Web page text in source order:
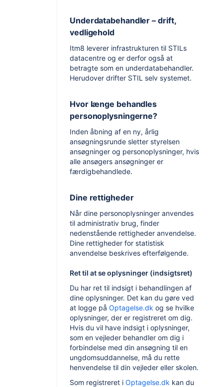
Underdatabehandler – drift,
vedligehold
Itm8 leverer infrastrukturen til STILs
datacentre og er derfor også at
betragte som en underdatabehandler.
Herudover drifter STIL selv systemet.
Hvor længe behandles
personoplysningerne?
Inden åbning af en ny, årlig
ansøgningsrunde sletter styrelsen
ansøgninger og personoplysninger, hvis
alle ansøgers ansøgninger er
færdigbehandlede.
Dine rettigheder
Når dine personoplysninger anvendes
til administrativ brug, finder
nedenstående rettigheder anvendelse.
Dine rettigheder for statistisk
anvendelse beskrives efterfølgende.
Ret til at se oplysninger (indsigtsret)
Du har ret til indsigt i behandlingen af
dine oplysninger. Det kan du gøre ved
at logge på Optagelse.dk og se hvilke
oplysninger, der er registreret om dig.
Hvis du vil have indsigt i oplysninger,
som en vejleder behandler om dig i
forbindelse med din ansøgning til en
ungdomsuddannelse, må du rette
henvendelse til din vejleder eller skolen.
Som registreret i Optagelse.dk kan du